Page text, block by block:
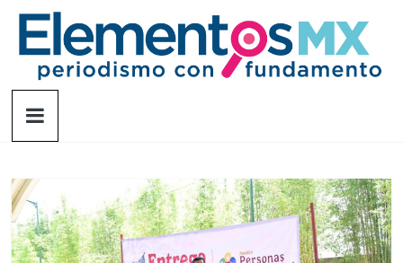
Saltar
contenido
Elementosmx
fundamento